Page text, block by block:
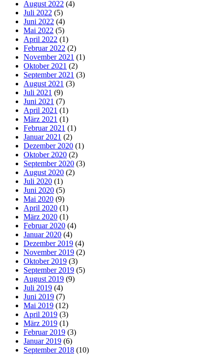
August 2022 (4)
Juli 2022 (5)
Juni 2022 (4)
Mai 2022 (5)
April 2022 (1)
Februar 2022 (2)
November 2021 (1)
Oktober 2021 (2)
September 2021 (3)
August 2021 (3)
Juli 2021 (9)
Juni 2021 (7)
April 2021 (1)
März 2021 (1)
Februar 2021 (1)
Januar 2021 (2)
Dezember 2020 (1)
Oktober 2020 (2)
September 2020 (3)
August 2020 (2)
Juli 2020 (1)
Juni 2020 (5)
Mai 2020 (9)
April 2020 (1)
März 2020 (1)
Februar 2020 (4)
Januar 2020 (4)
Dezember 2019 (4)
November 2019 (2)
Oktober 2019 (3)
September 2019 (5)
August 2019 (9)
Juli 2019 (4)
Juni 2019 (7)
Mai 2019 (12)
April 2019 (3)
März 2019 (1)
Februar 2019 (3)
Januar 2019 (6)
September 2018 (10)